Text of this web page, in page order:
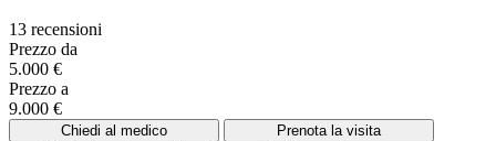
13 recensioni
Prezzo da
5.000 €
Prezzo a
9.000 €
Chiedi al medico
Prenota la visita